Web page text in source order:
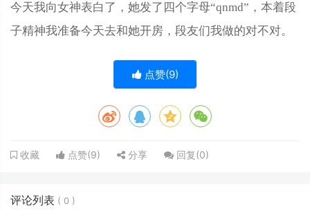
今天我向女神表白了，她发了四个字母“qnmd”，本着段
子精神我准备今天去和她开房，段友们我做的对不对。
点赞(9)
收藏 点赞(9) 分享 回复(0)
评论列表 ( 0 )